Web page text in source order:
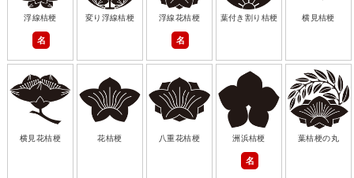
浮線桔梗
名
変り浮線桔梗 浮線花桔梗
名
葉付き割り桔梗 横見桔梗
横見花桔梗 花桔梗 八重花桔梗 洲浜桔梗
名
葉桔梗の丸